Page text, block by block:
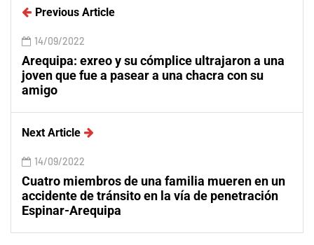
Previous Article
14/09/2022
Arequipa: exreo y su cómplice ultrajaron a una
joven que fue a pasear a una chacra con su
amigo
Next Article
14/09/2022
Cuatro miembros de una familia mueren en un
accidente de tránsito en la vía de penetración
Espinar-Arequipa